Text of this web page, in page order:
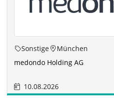
Sonstige
München
medondo Holding AG
10.08.2026